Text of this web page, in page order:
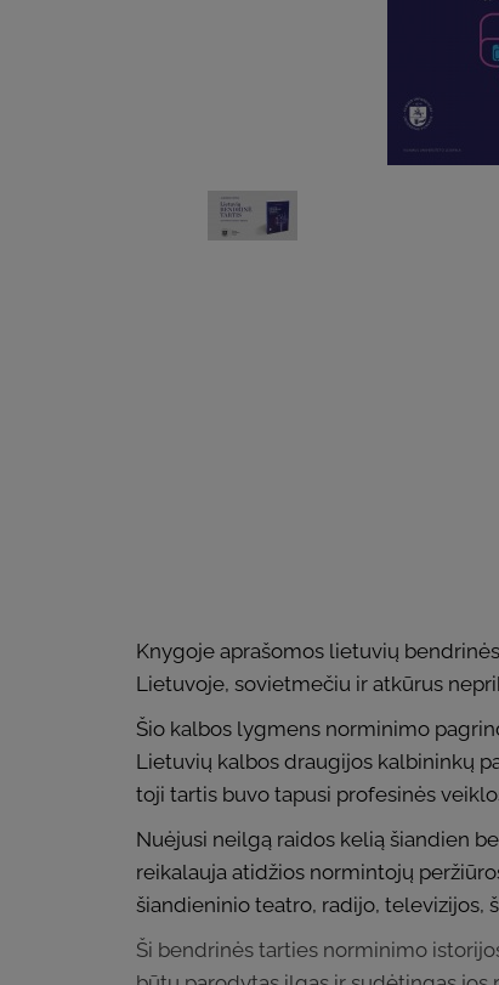
Knygoje aprašomos lietuvių
Lietuvoje, sovietmečiu ir atkūrus
Šio kalbos lygmens norminimo
Lietuvių kalbos draugijos kalbininkų
toji tartis buvo tapusi profesinės
Nuėjusi neilgą raidos kelią šiandien
reikalauja atidžios normintojų
šiandieninio teatro, radijo, televizijos,
Ši bendrinės tarties norminimo